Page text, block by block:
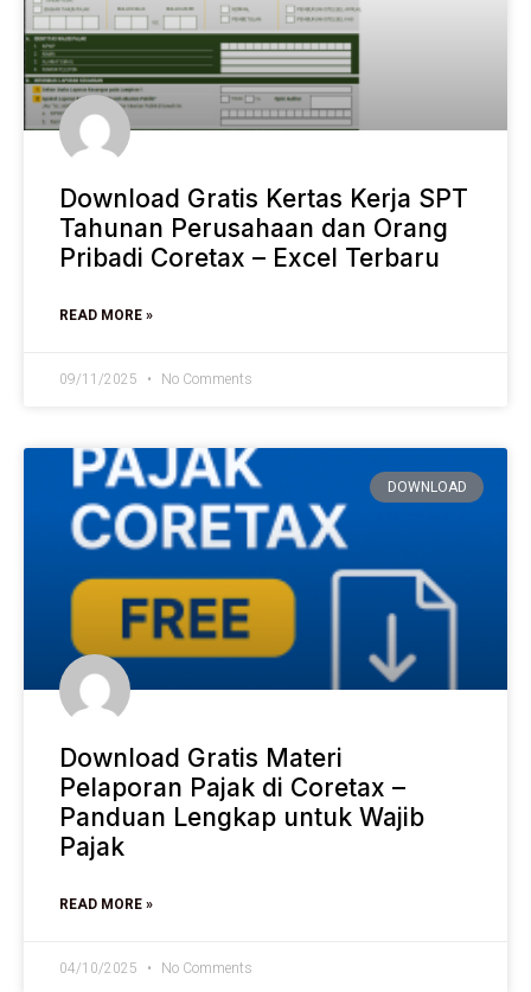
Download Gratis Kertas Kerja SPT
Tahunan Perusahaan dan Orang
Pribadi Coretax – Excel Terbaru
READ MORE »
09/11/2025 No Comments
DOWNLOAD
Download Gratis Materi
Pelaporan Pajak di Coretax –
Panduan Lengkap untuk Wajib
Pajak
READ MORE »
04/10/2025 No Comments